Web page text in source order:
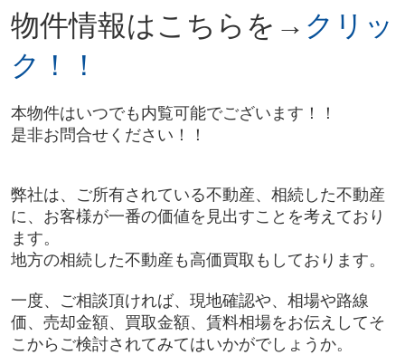
物件情報はこちらを→ クリッ
ク！！
本物件はいつでも内覧可能でございます！！
是非お問合せください！！
弊社は、ご所有されている不動産、相続した不動産
に、お客様が一番の価値を見出すことを考えており
ます。
地方の相続した不動産も高価買取もしております。
一度、ご相談頂ければ、現地確認や、相場や路線
価、売却金額、買取金額、賃料相場をお伝えしてそ
こからご検討されてみてはいかがでしょうか。